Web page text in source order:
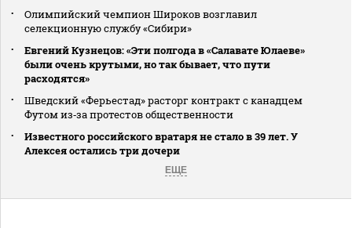
Олимпийский чемпион Широков возглавил
селекционную службу «Сибири»
Евгений Кузнецов: «Эти полгода в «Салавате Юлаеве»
были очень крутыми, но так бывает, что пути
расходятся»
Шведский «Ферьестад» расторг контракт с канадцем
Футом из‑за протестов общественности
Известного российского вратаря не стало в 39 лет. У
Алексея остались три дочери
ЕЩЕ